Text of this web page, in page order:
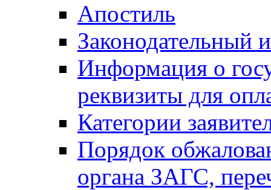
Апостиль
Законодательный
Информация о
реквизиты для
Категории
Порядок
органа ЗАГС,